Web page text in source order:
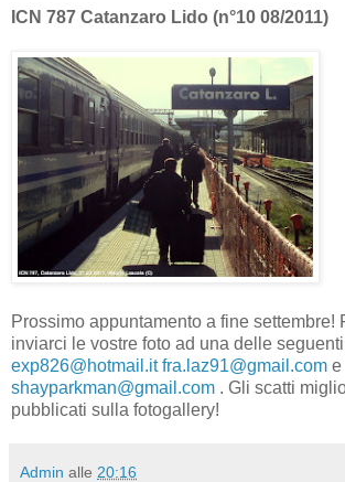
ICN 787 Catanzaro Lido (n°10 08/2011)
Prossimo appuntamento a fine settembre!
inviarci le vostre foto ad una delle
exp826@hotmail.it fra.laz91@gmail.com e
shayparkman@gmail.com . Gli scatti
pubblicati sulla fotogallery!
Admin alle 20:16